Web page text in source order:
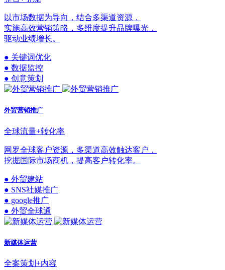
以市场数据为导向，结合多渠道资源，
实施高效营销策略，多维度提升品牌曝光，
驱动业绩增长。
● 关键词优化
● 数据监控
● 创意策划
外贸营销推广
全球流量+转化率
网罗全球客户资源，多渠道高效触达客户，
挖掘国际市场商机，提高客户转化率。
● 外贸建站
● SNS社媒推广
● google推广
● 外贸全球通
新媒体运营
全案策划+内容